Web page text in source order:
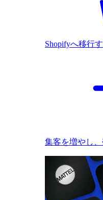
Shopifyへ移行
集客を増やし、